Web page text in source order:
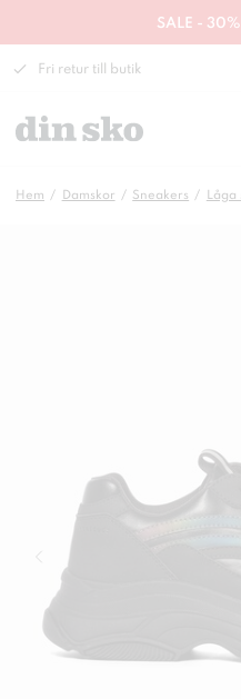
SALE -
Fri retur till butik
Hem Damskor Sneakers Låga